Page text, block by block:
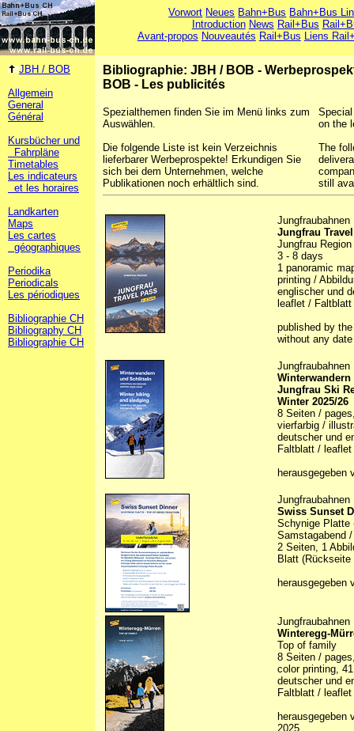
Vorwort Neues Bahn+Bus Bahn+Bus
Introduction News Rail+Bus
Avant-propos Nouveautés Rail+Bus Liens
JBH / BOB
Allgemein
General
Général
Kursbücher und
Fahrpläne
Timetables
Les indicateurs
et les horaires
Landkarten
Maps
Les cartes
géographiques
Periodika
Periodicals
Les périodiques
Bibliographie CH
Bibliography CH
Bibliographie CH
Bibliographie: JBH / BOB -
BOB - Les publicités
Spezialthemen finden Sie im Menü links zum
Auswählen.
Die folgende Liste ist kein Verzeichnis
lieferbarer Werbeprospekte! Erkundigen Sie
sich bei dem Unternehmen, welche
Publikationen noch erhältlich sind.
on the
The
still
Jungfraubahnen
Jungfrau
Jungfrau Region
3 - 8 days
1 panoramic
printing /
englischer und
leaflet / Faltblatt
published by
without any
Jungfraubahnen
Jungfrau Ski
Winter 2025/26
8 Seiten /
vierfarbig /
deutscher und
Faltblatt / leaflet
herausgegeben
Jungfraubahnen
Swiss Sunset
Schynige Platte
Samstagabend
2 Seiten, 1
Blatt (Rückseite
herausgegeben
Jungfraubahnen
Winteregg-
Top of family
8 Seiten /
color printing,
deutscher und
Faltblatt / leaflet
2025